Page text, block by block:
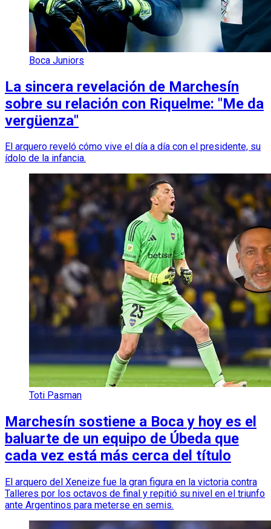
Boca Juniors
La sincera revelación de Marchesín
sobre su relación con Riquelme: "Me da
vergüenza"
El arquero reveló cómo vive el día a día con el presidente, su
ídolo de la infancia.
Toti Pasman
Marchesín sostiene a Boca y hoy es el
baluarte de un equipo de Úbeda que
cada vez está más cerca del título
El arquero del Xeneize fue la gran figura en la victoria contra
Talleres por los octavos de final y repitió su nivel en el triunfo
ante Argentinos para meterse en semis.